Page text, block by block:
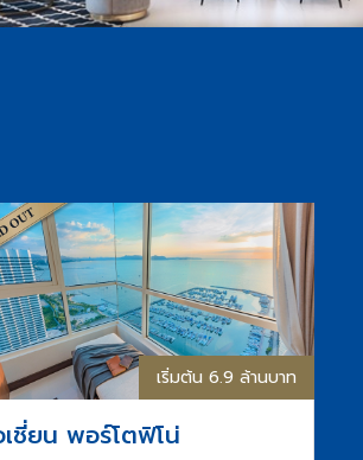
เริ่มต้น 6.9 ล้านบาท
เชี่ยน พอร์โตฟิโน่